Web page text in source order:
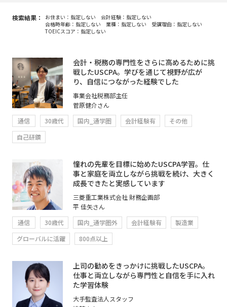
検索結果： お住まい：指定しない
会計経験：指定しない
合格時年齢：指定しない
業種：指定しない
受講理由：指定しない
TOEICスコア：指定しない
会計・税務の専門性をさらに高めるために挑
戦したUSCPA。学びを通じて視野が広が
り、自信につながった経験でした
事業会社税務部主任
菅原健介さん
通信
30歳代 国内_通学圏 会計経験有
その他
自己研鑽
憧れの先輩を目標に始めたUSCPA学習。仕
事と家庭を両立しながら挑戦を続け、大きく
成長できたと実感しています
三菱重工業株式会社 財務企画部
平 佳矢さん
通信
30歳代 国内_通学圏外 会計経験有
製造業
グローバルに活躍
800点以上
上司の勧めをきっかけに挑戦したUSCPA。
仕事と両立しながら専門性と自信を手に入れ
た学習体験
大手監査法人スタッフ